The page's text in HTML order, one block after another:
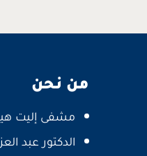
من نحن
مشفى إليت
الدكتور عبد